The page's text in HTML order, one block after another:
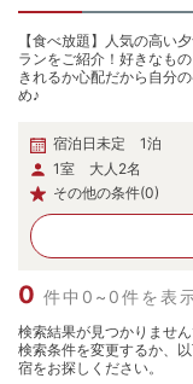
【食べ放題】人気の高い
ランをご紹介！好きなも
きれるか心配だから自分
め♪
宿泊日未定 1泊
1室 大人2名
その他の条件(0)
0 件中0~0件を表
検索結果が見つかりません
検索条件を変更するか、
宿をお探しください。